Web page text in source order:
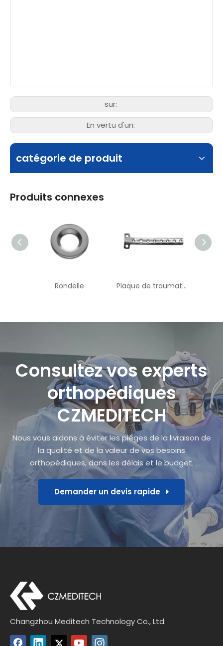
sur:
En vertu d'un:
catégorie de produit
Produits connexes
Rondelle Plaque de traumatologie en forme de T S4100-33
Consultez vos experts
orthopédiques
CZMEDITECH
Nous vous aidons à éviter les pièges de la livraison de
la qualité et de la valeur de vos besoins
orthopédiques, dans les délais et le budget.
Demander un devis rapide
Changzhou Meditech Technology Co., Ltd.